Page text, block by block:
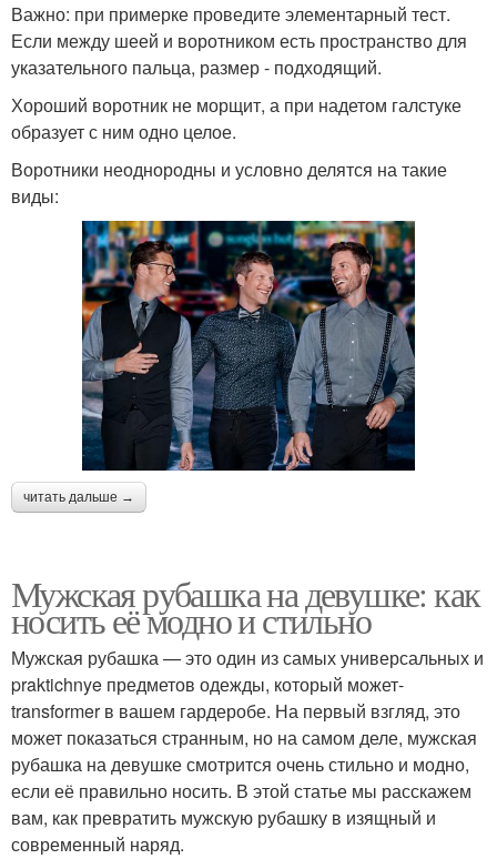
Важно: при примерке проведите элементарный тест.
Если между шеей и воротником есть пространство для
указательного пальца, размер - подходящий.
Хороший воротник не морщит, а при надетом галстуке
образует с ним одно целое.
Воротники неоднородны и условно делятся на такие
виды:
читать дальше →
Мужская рубашка на девушке: как
носить её модно и стильно
Мужская рубашка — это один из самых универсальных и
praktichnye предметов одежды, который может-
transformer в вашем гардеробе. На первый взгляд, это
может показаться странным, но на самом деле, мужская
рубашка на девушке смотрится очень стильно и модно,
если её правильно носить. В этой статье мы расскажем
вам, как превратить мужскую рубашку в изящный и
современный наряд.